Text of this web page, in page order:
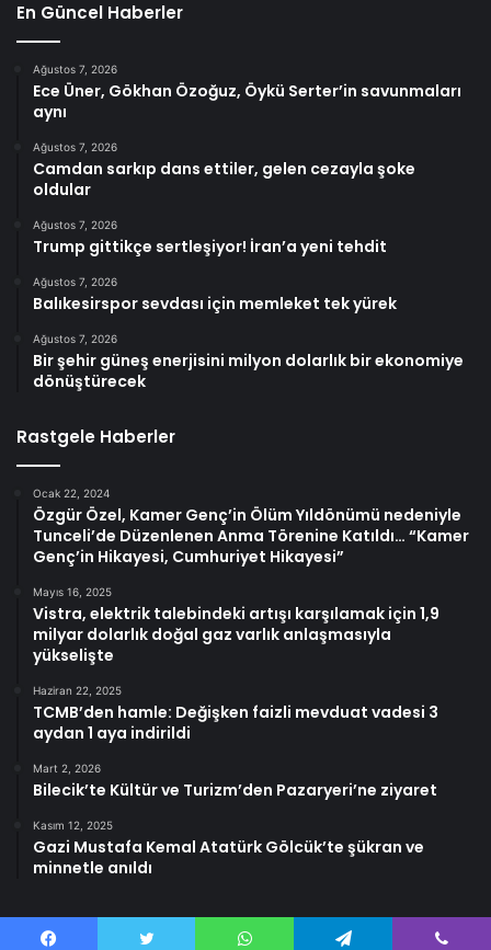
En Güncel Haberler
Ağustos 7, 2026
Ece Üner, Gökhan Özoğuz, Öykü Serter’in savunmaları
aynı
Ağustos 7, 2026
Camdan sarkıp dans ettiler, gelen cezayla şoke
oldular
Ağustos 7, 2026
Trump gittikçe sertleşiyor! İran’a yeni tehdit
Ağustos 7, 2026
Balıkesirspor sevdası için memleket tek yürek
Ağustos 7, 2026
Bir şehir güneş enerjisini milyon dolarlık bir ekonomiye
dönüştürecek
Rastgele Haberler
Ocak 22, 2024
Özgür Özel, Kamer Genç’in Ölüm Yıldönümü nedeniyle
Tunceli’de Düzenlenen Anma Törenine Katıldı… “Kamer
Genç’in Hikayesi, Cumhuriyet Hikayesi”
Mayıs 16, 2025
Vistra, elektrik talebindeki artışı karşılamak için 1,9
milyar dolarlık doğal gaz varlık anlaşmasıyla
yükselişte
Haziran 22, 2025
TCMB’den hamle: Değişken faizli mevduat vadesi 3
aydan 1 aya indirildi
Mart 2, 2026
Bilecik’te Kültür ve Turizm’den Pazaryeri’ne ziyaret
Kasım 12, 2025
Gazi Mustafa Kemal Atatürk Gölcük’te şükran ve
minnetle anıldı